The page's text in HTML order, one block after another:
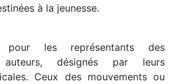
à la jeunesse.
pour les représentants des
désignés par leurs
Ceux des mouvements ou